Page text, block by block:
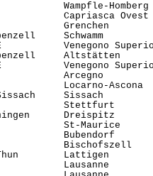
Wampfle-
Capriasca
Grenchen
Schwamm
Venegono
Altstätten
Venegono
Arcegno
Locarno-Ascona
Sissach
Stettfurt
Dreispitz
St-Maurice
Bubendorf
Bischofszell
/ OLG Thun
Lausanne